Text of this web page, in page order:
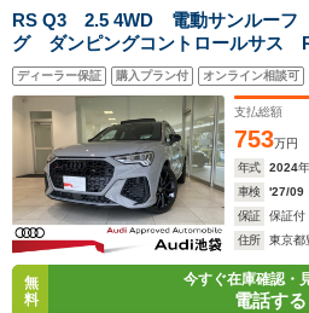
RS Q3 2.5 4WD 電動サンルーフ
グ ダンピングコントロールサス
ニカムステッチナッパレザースポ
ホイール SONOSサウンド レッド
ディーラー保証 購入プラン付 オンライン相談可
支払総額
753万円
年式
2024年
車検
'27/09
保証
保証付
住所
東京都
無
料
今すぐ在庫確認・
電話する